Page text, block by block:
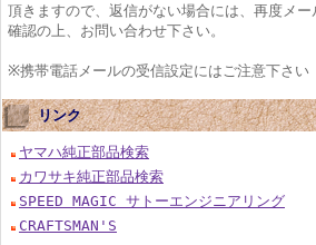
頂きますので、返信がない場合には、再度メー
確認の上、お問い合わせ下さい。
※携帯電話メールの受信設定にはご注意下さい
リンク
ヤマハ純正部品検索
カワサキ純正部品検索
SPEED MAGIC サトーエンジニアリング
CRAFTSMAN'S